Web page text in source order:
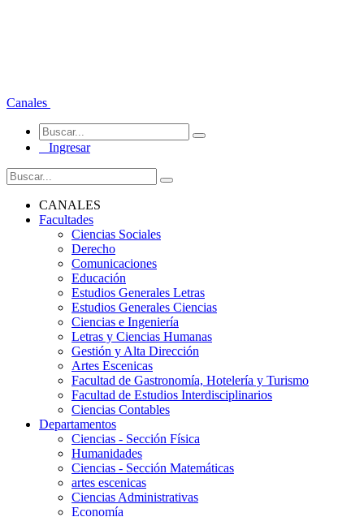
Canales
Ingresar
CANALES
Facultades
Ciencias Sociales
Derecho
Comunicaciones
Educación
Estudios Generales Letras
Estudios Generales Ciencias
Ciencias e Ingeniería
Letras y Ciencias Humanas
Gestión y Alta Dirección
Artes Escenicas
Facultad de Gastronomía, Hotelería y Turismo
Facultad de Estudios Interdisciplinarios
Ciencias Contables
Departamentos
Ciencias - Sección Física
Humanidades
Ciencias - Sección Matemáticas
artes escenicas
Ciencias Administrativas
Economía